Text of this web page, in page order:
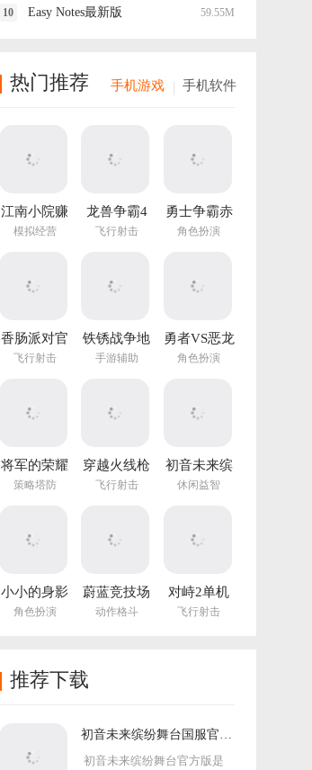
Easy Notes最新版 59.55M
热门推荐 手机游戏 手机软件
江南小院赚
钱游戏
模拟经营
龙兽争霸4
手游
飞行射击
勇士争霸赤
胆联盟
角色扮演
香肠派对官
方正版
飞行射击
铁锈战争地
图编辑器中
手游辅助
勇者VS恶龙
手游
角色扮演
将军的荣耀
3官方正版
策略塔防
穿越火线枪
战王者体验
飞行射击
初音未来缤
纷舞台国服
休闲益智
小小的身影
重叠的内心
角色扮演
蔚蓝竞技场
手机版
动作格斗
对峙2单机
版手游
飞行射击
推荐下载
初音未来缤纷舞台国服官方
初音未来缤纷舞台官方版是